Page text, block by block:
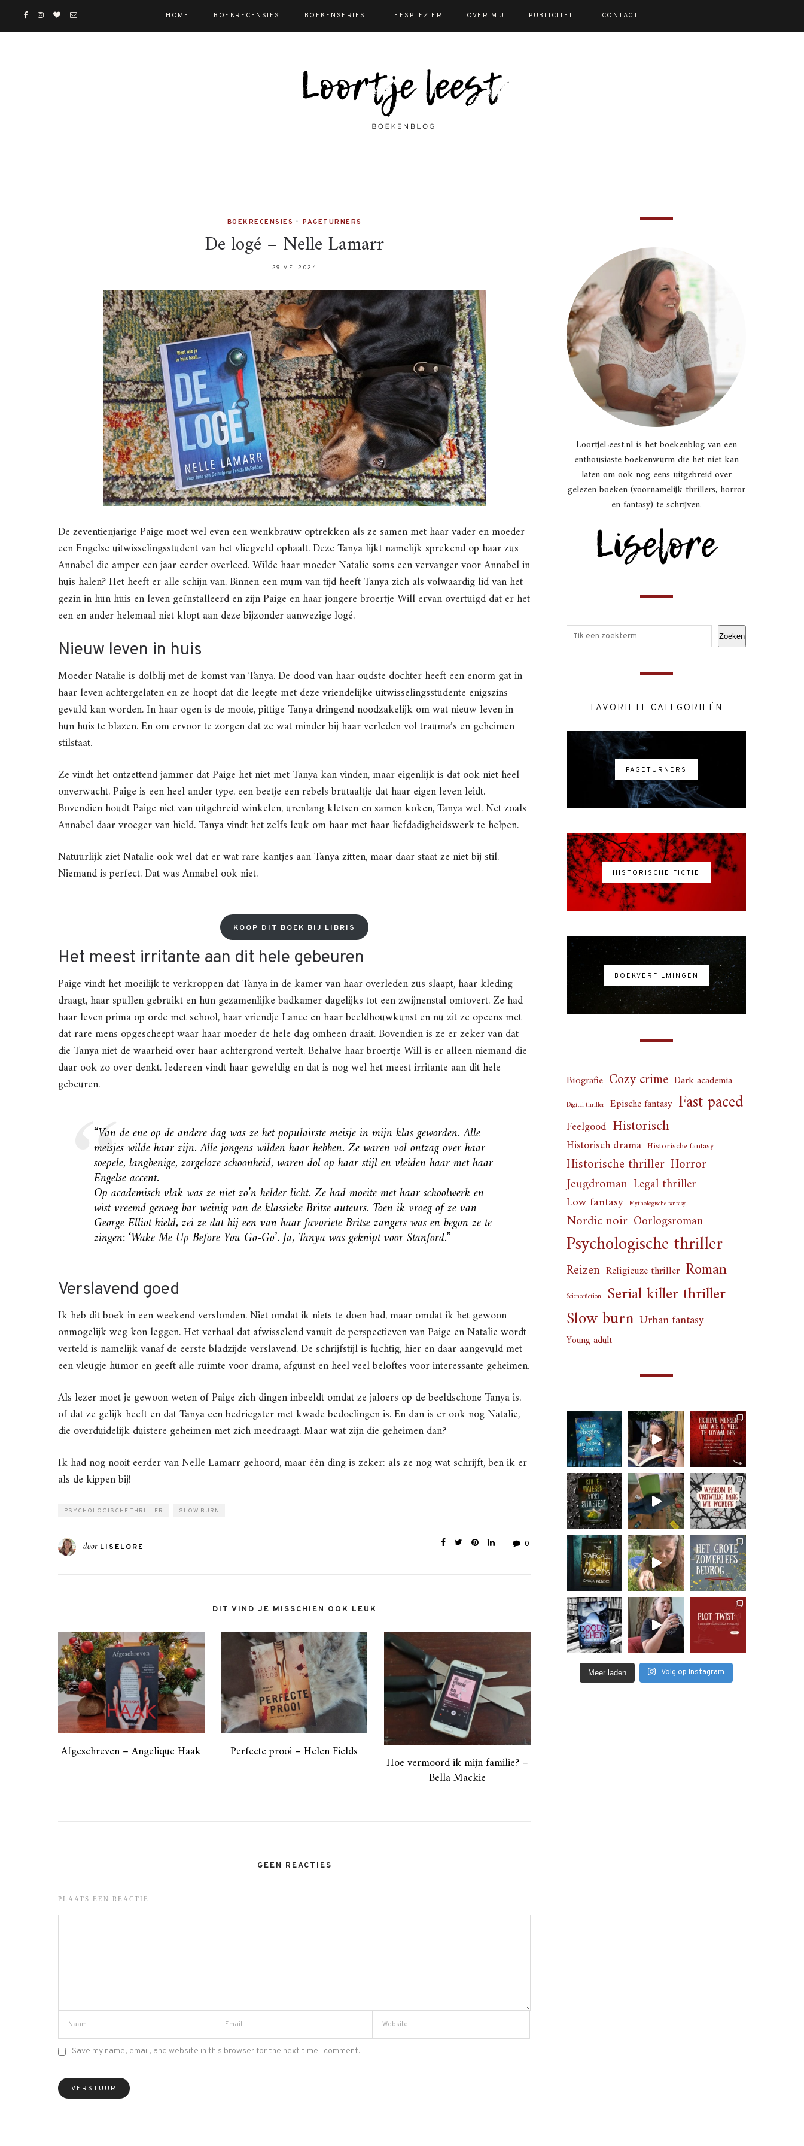
HOME BOEKRECENSIES BOEKENSERIES LEESPLEZIER OVER MIJ PUBLICITEIT CONTACT
BOEKRECENSIES • PAGETURNERS
De logé – Nelle Lamarr
29 MEI 2024
De zeventienjarige Paige moet wel even een wenkbrauw optrekken als ze samen met haar vader en moeder
een Engelse uitwisselingsstudent van het vliegveld ophaalt. Deze Tanya lijkt namelijk sprekend op haar zus
Annabel die amper een jaar eerder overleed. Wilde haar moeder Natalie soms een vervanger voor Annabel in
huis halen? Het heeft er alle schijn van. Binnen een mum van tijd heeft Tanya zich als volwaardig lid van het
gezin in hun huis en leven geïnstalleerd en zijn Paige en haar jongere broertje Will ervan overtuigd dat er het
een en ander helemaal niet klopt aan deze bijzonder aanwezige logé.
Nieuw leven in huis
Moeder Natalie is dolblij met de komst van Tanya. De dood van haar oudste dochter heeft een enorm gat in
haar leven achtergelaten en ze hoopt dat die leegte met deze vriendelijke uitwisselingsstudente enigszins
gevuld kan worden. In haar ogen is de mooie, pittige Tanya dringend noodzakelijk om wat nieuw leven in
hun huis te blazen. En om ervoor te zorgen dat ze wat minder bij haar verleden vol trauma’s en geheimen
stilstaat.
Ze vindt het ontzettend jammer dat Paige het niet met Tanya kan vinden, maar eigenlijk is dat ook niet heel
onverwacht. Paige is een heel ander type, een beetje een rebels brutaaltje dat haar eigen leven leidt.
Bovendien houdt Paige niet van uitgebreid winkelen, urenlang kletsen en samen koken, Tanya wel. Net zoals
Annabel daar vroeger van hield. Tanya vindt het zelfs leuk om haar met haar liefdadigheidswerk te helpen.
Natuurlijk ziet Natalie ook wel dat er wat rare kantjes aan Tanya zitten, maar daar staat ze niet bij stil.
Niemand is perfect. Dat was Annabel ook niet.
KOOP DIT BOEK BIJ LIBRIS
Het meest irritante aan dit hele gebeuren
Paige vindt het moeilijk te verkroppen dat Tanya in de kamer van haar overleden zus slaapt, haar kleding
draagt, haar spullen gebruikt en hun gezamenlijke badkamer dagelijks tot een zwijnenstal omtovert. Ze had
haar leven prima op orde met school, haar vriendje Lance en haar beeldhouwkunst en nu zit ze opeens met
dat rare mens opgescheept waar haar moeder de hele dag omheen draait. Bovendien is ze er zeker van dat
die Tanya niet de waarheid over haar achtergrond vertelt. Behalve haar broertje Will is er alleen niemand die
daar ook zo over denkt. Iedereen vindt haar geweldig en dat is nog wel het meest irritante aan dit hele
gebeuren.
“Van de ene op de andere dag was ze het populairste meisje in mijn klas geworden. Alle
meisjes wilde haar zijn. Alle jongens wilden haar hebben. Ze waren vol ontzag over haar
soepele, langbenige, zorgeloze schoonheid, waren dol op haar stijl en vleiden haar met haar
Engelse accent.
Op academisch vlak was ze niet zo’n helder licht. Ze had moeite met haar schoolwerk en
wist vreemd genoeg bar weinig van de klassieke Britse auteurs. Toen ik vroeg of ze van
George Elliot hield, zei ze dat hij een van haar favoriete Britse zangers was en begon ze te
zingen: ‘Wake Me Up Before You Go-Go’. Ja, Tanya was geknipt voor Stanford.”
Verslavend goed
Ik heb dit boek in een weekend verslonden. Niet omdat ik niets te doen had, maar omdat ik het gewoon
onmogelijk weg kon leggen. Het verhaal dat afwisselend vanuit de perspectieven van Paige en Natalie wordt
verteld is namelijk vanaf de eerste bladzijde verslavend. De schrijfstijl is luchtig, hier en daar aangevuld met
een vleugje humor en geeft alle ruimte voor drama, afgunst en heel veel beloftes voor interessante geheimen.
Als lezer moet je gewoon weten of Paige zich dingen inbeeldt omdat ze jaloers op de beeldschone Tanya is,
of dat ze gelijk heeft en dat Tanya een bedriegster met kwade bedoelingen is. En dan is er ook nog Natalie,
die overduidelijk duistere geheimen met zich meedraagt. Maar wat zijn die geheimen dan?
Ik had nog nooit eerder van Nelle Lamarr gehoord, maar één ding is zeker: als ze nog wat schrijft, ben ik er
als de kippen bij!
PSYCHOLOGISCHE THRILLER SLOW BURN
door LISELORE 0
DIT VIND JE MISSCHIEN OOK LEUK
Afgeschreven – Angelique Haak Perfecte prooi – Helen Fields
Hoe vermoord ik mijn familie? –
Bella Mackie
GEEN REACTIES
PLAATS EEN REACTIE
Save my name, email, and website in this browser for the next time I comment.
LoortjeLeest.nl is het boekenblog van een
enthousiaste boekenwurm die het niet kan
laten om ook nog eens uitgebreid over
gelezen boeken (voornamelijk thrillers, horror
en fantasy) te schrijven.
Zoeken
FAVORIETE CATEGORIEËN
PAGETURNERS
HISTORISCHE FICTIE
BOEKVERFILMINGEN
Biografie Cozy crime Dark academia
Digital thriller Epische fantasy Fast paced
Feelgood Historisch
Historisch drama Historische fantasy
Historische thriller Horror
Jeugdroman Legal thriller
Low fantasy Mythologische fantasy
Nordic noir Oorlogsroman
Psychologische thriller
Reizen Religieuze thriller Roman
Sciencefiction Serial killer thriller
Slow burn Urban fantasy
Young adult
Meer laden Volg op Instagram